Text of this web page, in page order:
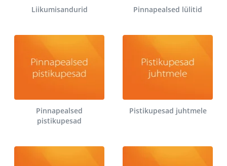
Liikumisandurid Pinnapealsed lülitid
Pinnapealsed
pistikupesad
Pistikupesad juhtmele